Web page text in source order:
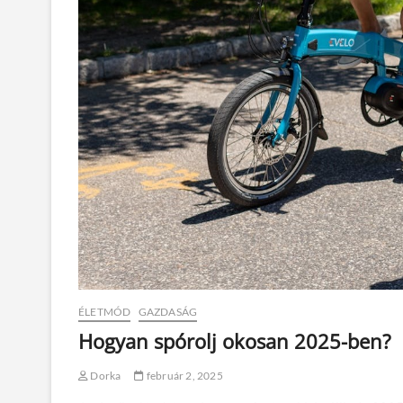
ÉLETMÓD GAZDASÁG
Hogyan spórolj okosan 2025-ben?
Dorka február 2, 2025